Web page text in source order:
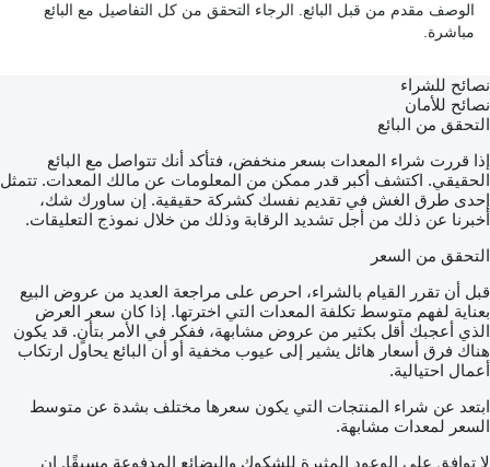
الوصف مقدم من قبل البائع. الرجاء التحقق من كل التفاصيل مع البائع
مباشرة.
نصائح للشراء
نصائح للأمان
التحقق من البائع
إذا قررت شراء المعدات بسعر منخفض، فتأكد أنك تتواصل مع البائع
الحقيقي. اكتشف أكبر قدر ممكن من المعلومات عن مالك المعدات. تتمثل
إحدى طرق الغش في تقديم نفسك كشركة حقيقية. إن ساورك شك،
أخبرنا عن ذلك من أجل تشديد الرقابة وذلك من خلال نموذج التعليقات.
التحقق من السعر
قبل أن تقرر القيام بالشراء، احرص على مراجعة العديد من عروض البيع
بعناية لفهم متوسط تكلفة المعدات التي اخترتها. إذا كان سعر العرض
الذي أعجبك أقل بكثير من عروض مشابهة، ففكر في الأمر بتأنٍ. قد يكون
هناك فرق أسعار هائل يشير إلى عيوب مخفية أو أن البائع يحاول ارتكاب
أعمال احتيالية.
ابتعد عن شراء المنتجات التي يكون سعرها مختلف بشدة عن متوسط
السعر لمعدات مشابهة.
لا توافق على الوعود المثيرة للشكوك والبضائع المدفوعة مسبقًا. إن